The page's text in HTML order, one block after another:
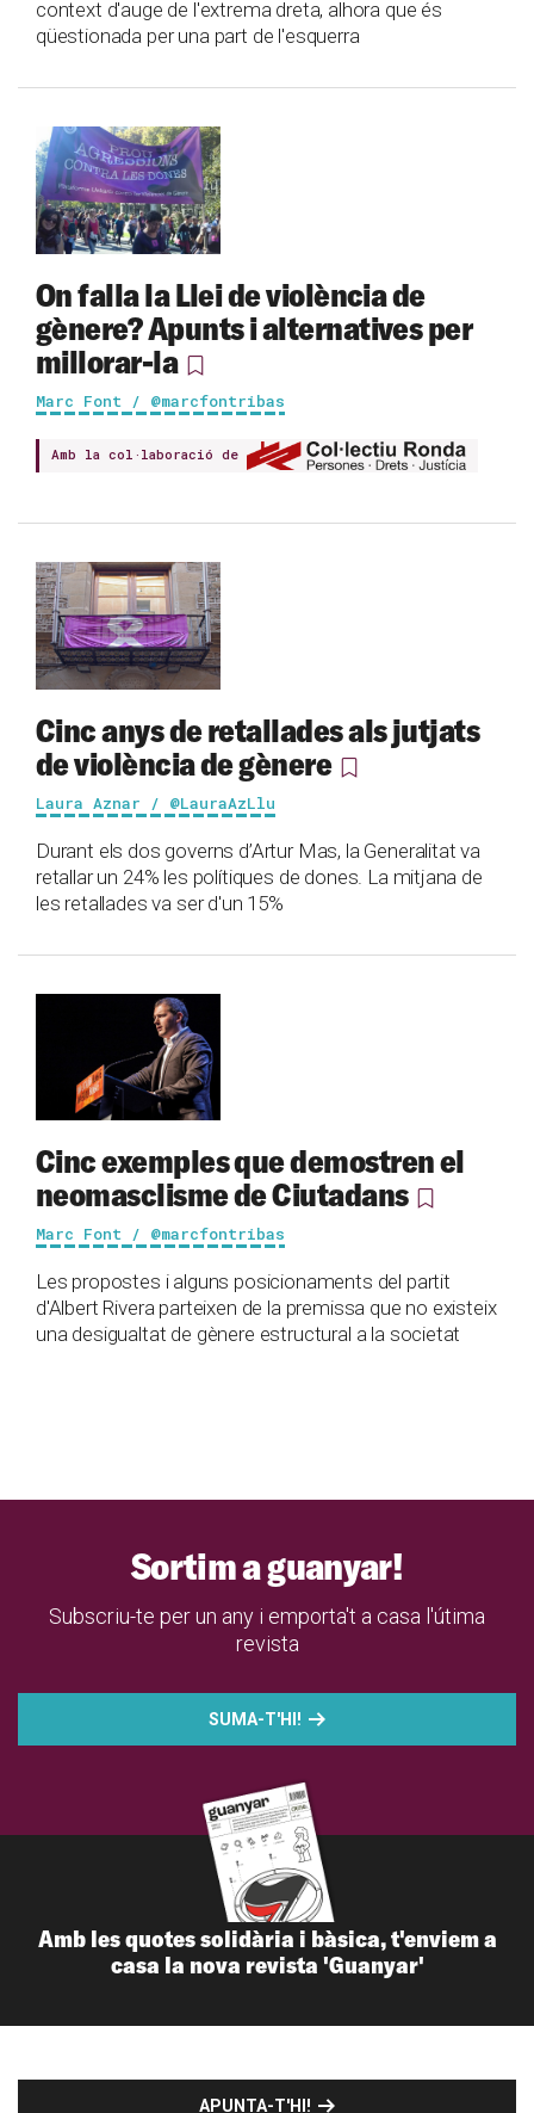
context d'auge de l'extrema dreta, alhora que és
qüestionada per una part de l'esquerra
On falla la Llei de violència de
gènere? Apunts i alternatives per
millorar-la
Marc Font / @marcfontribas
Amb la col·laboració de
Cinc anys de retallades als jutjats
de violència de gènere
Laura Aznar / @LauraAzLlu
Durant els dos governs d’Artur Mas, la Generalitat va
retallar un 24% les polítiques de dones. La mitjana de
les retallades va ser d'un 15%
Cinc exemples que demostren el
neomasclisme de Ciutadans
Marc Font / @marcfontribas
Les propostes i alguns posicionaments del partit
d'Albert Rivera parteixen de la premissa que no existeix
una desigualtat de gènere estructural a la societat
Sortim a guanyar!
Subscriu-te per un any i emporta't a casa l'útima
revista
SUMA-T'HI!
Amb les quotes solidària i bàsica, t'enviem a
casa la nova revista 'Guanyar'
APUNTA-T'HI!